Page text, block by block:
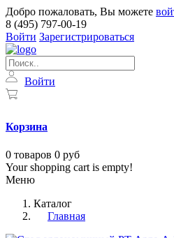
Добро пожаловать, Вы можете
8 (495) 797-00-19
Войти Зарегистрироваться
Войти
Корзина
0 товаров 0 руб
Your shopping cart is empty!
Меню
Каталог
Главная